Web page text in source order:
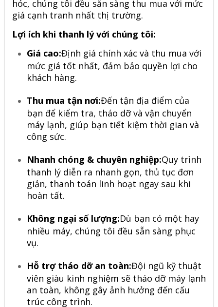
hóc, chúng tôi đều sẵn sàng thu mua với mức
giá cạnh tranh nhất thị trường.
Lợi ích khi thanh lý với chúng tôi:
Giá cao:Định giá chính xác và thu mua với
mức giá tốt nhất, đảm bảo quyền lợi cho
khách hàng.
Thu mua tận nơi:Đến tận địa điểm của
bạn để kiểm tra, tháo dỡ và vận chuyển
máy lạnh, giúp bạn tiết kiệm thời gian và
công sức.
Nhanh chóng & chuyên nghiệp:Quy trình
thanh lý diễn ra nhanh gọn, thủ tục đơn
giản, thanh toán linh hoạt ngay sau khi
hoàn tất.
Không ngại số lượng:Dù bạn có một hay
nhiều máy, chúng tôi đều sẵn sàng phục
vụ.
Hỗ trợ tháo dỡ an toàn:Đội ngũ kỹ thuật
viên giàu kinh nghiệm sẽ tháo dỡ máy lạnh
an toàn, không gây ảnh hưởng đến cấu
trúc công trình.